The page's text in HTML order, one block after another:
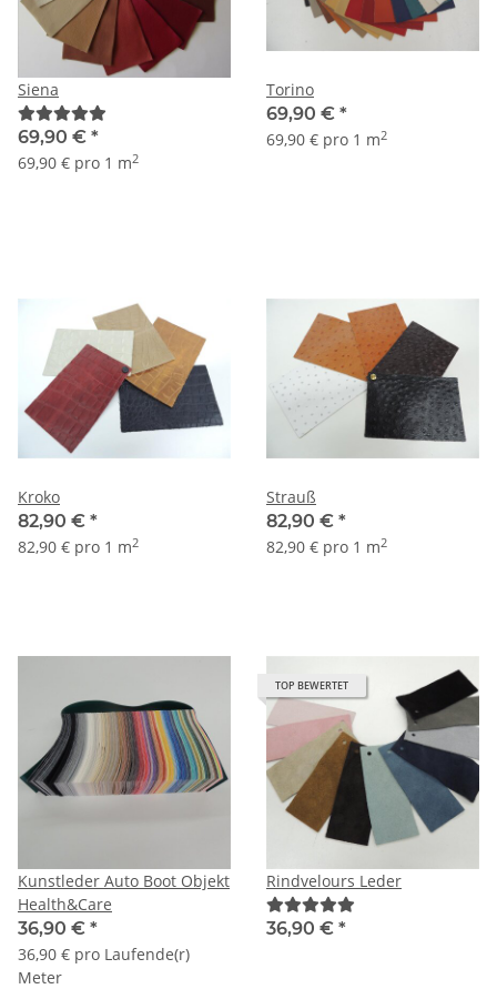
Siena
69,90 € *
69,90 € pro 1 m2
Torino
69,90 € *
69,90 € pro 1 m2
Kroko
82,90 € *
82,90 € pro 1 m2
Strauß
82,90 € *
82,90 € pro 1 m2
Kunstleder Auto Boot Objekt
Health&Care
36,90 € *
36,90 € pro Laufende(r)
Meter
TOP BEWERTET
Rindvelours Leder
36,90 € *